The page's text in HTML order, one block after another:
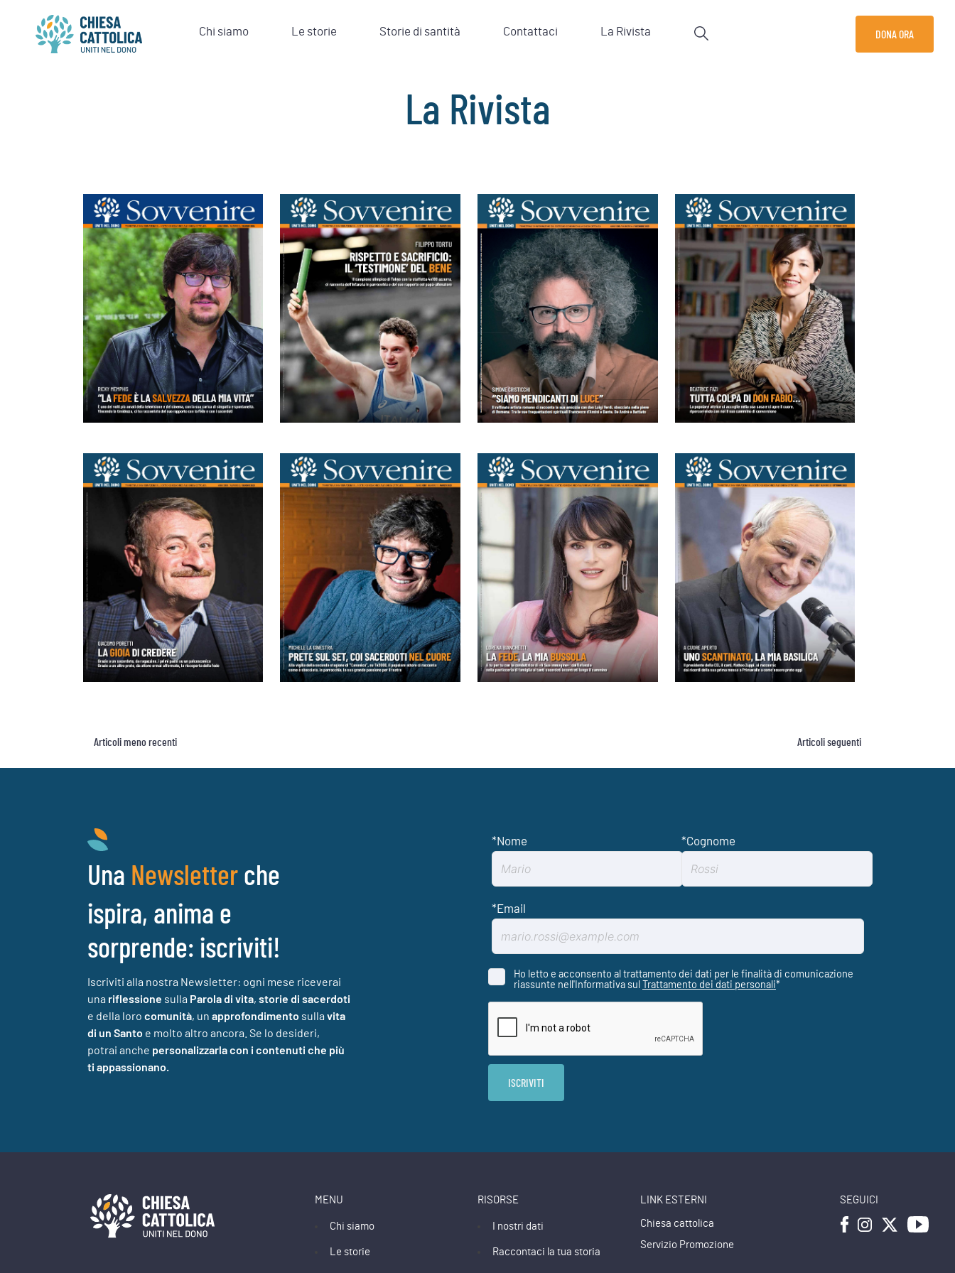
Chi siamo Le storie Storie di santità Contattaci La Rivista DONA ORA
La Rivista
Navigazione
Articoli meno recenti Articoli seguenti
Una Newsletter che
ispira, anima e
sorprende: iscriviti!
Iscriviti alla nostra Newsletter: ogni mese riceverai
una riflessione sulla Parola di vita, storie di sacerdoti
e della loro comunità, un approfondimento sulla vita
di un Santo e molto altro ancora. Se lo desideri,
potrai anche personalizzarla con i contenuti che più
ti appassionano.
Ho letto e acconsento al trattamento dei dati per le finalità di comunicazione
riassunte nell'Informativa sulTrattamento dei dati personali*
MENU
Chi siamo
Le storie
RISORSE
I nostri dati
Raccontaci la tua storia
LINK ESTERNI
Chiesa cattolica
Servizio Promozione
SEGUICI